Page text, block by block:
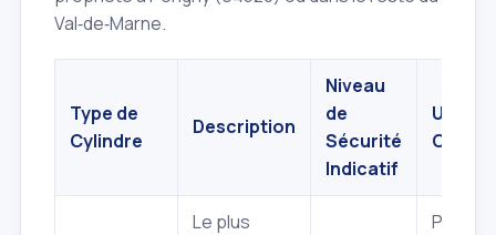
Val‑de‑Marne.
Type de
Cylindre
Description
Niveau
de
Sécurité
Indicatif
Usage
Le plus
Portes